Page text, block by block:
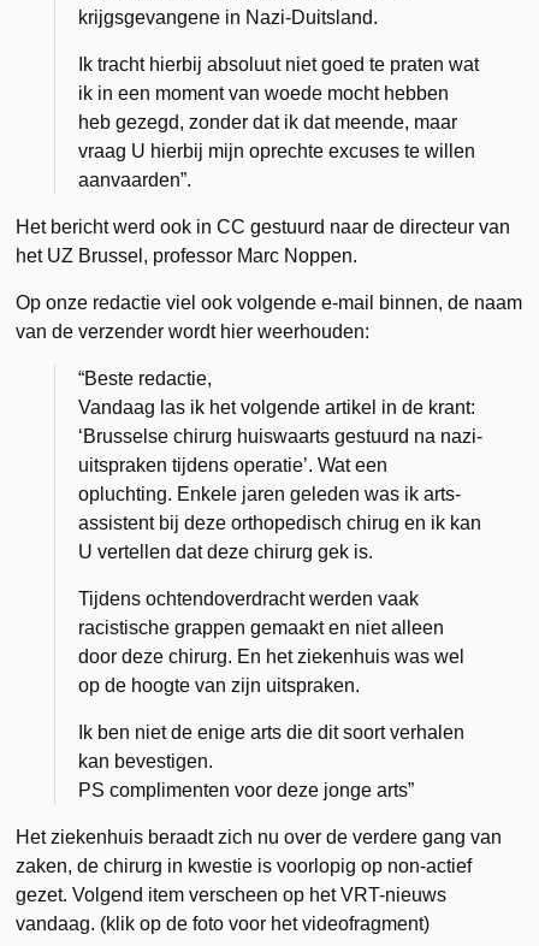
krijgsgevangene in Nazi-Duitsland.
Ik tracht hierbij absoluut niet goed te praten wat
ik in een moment van woede mocht hebben
heb gezegd, zonder dat ik dat meende, maar
vraag U hierbij mijn oprechte excuses te willen
aanvaarden”.
Het bericht werd ook in CC gestuurd naar de directeur van
het UZ Brussel, professor Marc Noppen.
Op onze redactie viel ook volgende e-mail binnen, de naam
van de verzender wordt hier weerhouden:
“Beste redactie,
Vandaag las ik het volgende artikel in de krant:
‘Brusselse chirurg huiswaarts gestuurd na nazi-
uitspraken tijdens operatie’. Wat een
opluchting. Enkele jaren geleden was ik arts-
assistent bij deze orthopedisch chirug en ik kan
U vertellen dat deze chirurg gek is.
Tijdens ochtendoverdracht werden vaak
racistische grappen gemaakt en niet alleen
door deze chirurg. En het ziekenhuis was wel
op de hoogte van zijn uitspraken.
Ik ben niet de enige arts die dit soort verhalen
kan bevestigen.
PS complimenten voor deze jonge arts”
Het ziekenhuis beraadt zich nu over de verdere gang van
zaken, de chirurg in kwestie is voorlopig op non-actief
gezet. Volgend item verscheen op het VRT-nieuws
vandaag. (klik op de foto voor het videofragment)